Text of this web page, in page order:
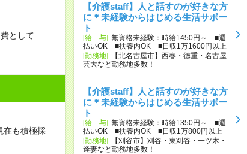
として
在も積極採
【介護staff】人と話すのが好きな方
に＊未経験からはじめる生活サポー
ト
[給 与] 無資格未経験：時給1450円～ ■週
払いOK ■扶養内OK ■日収1万1600円以上
[勤務地]
【北名古屋市】西春・徳重・名古屋
芸大など勤務地多数！
【介護staff】人と話すのが好きな方
に＊未経験からはじめる生活サポー
ト
[給 与] 無資格未経験：時給1350円～ ■週
払いOK ■扶養内OK ■日収1万800円以上
[勤務地]
【刈谷市】刈谷・東刈谷・一ツ木・
逢妻など勤務地多数！